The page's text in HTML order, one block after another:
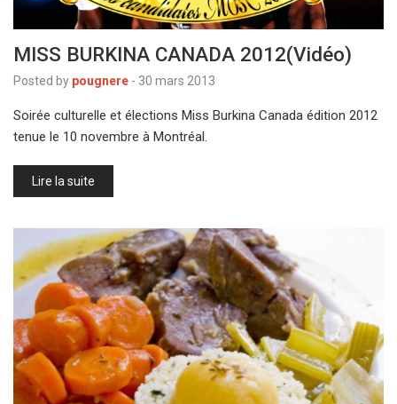
MISS BURKINA CANADA 2012(Vidéo)
Posted by pougnere - 30 mars 2013
Soirée culturelle et élections Miss Burkina Canada édition 2012
tenue le 10 novembre à Montréal.
Lire la suite